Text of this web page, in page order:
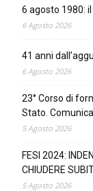
6 agosto 1980:
6 Agosto 2026
41 anni
6 Agosto 2026
23° Corso di
Stato.
5 Agosto 2026
FESI 2024:
CHIUDERE
5 Agosto 2026